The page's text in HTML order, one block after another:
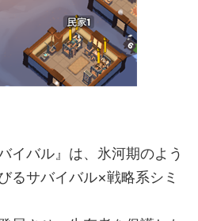
イバル』は、氷河期のよう
るサバイバル×戦略系シミ